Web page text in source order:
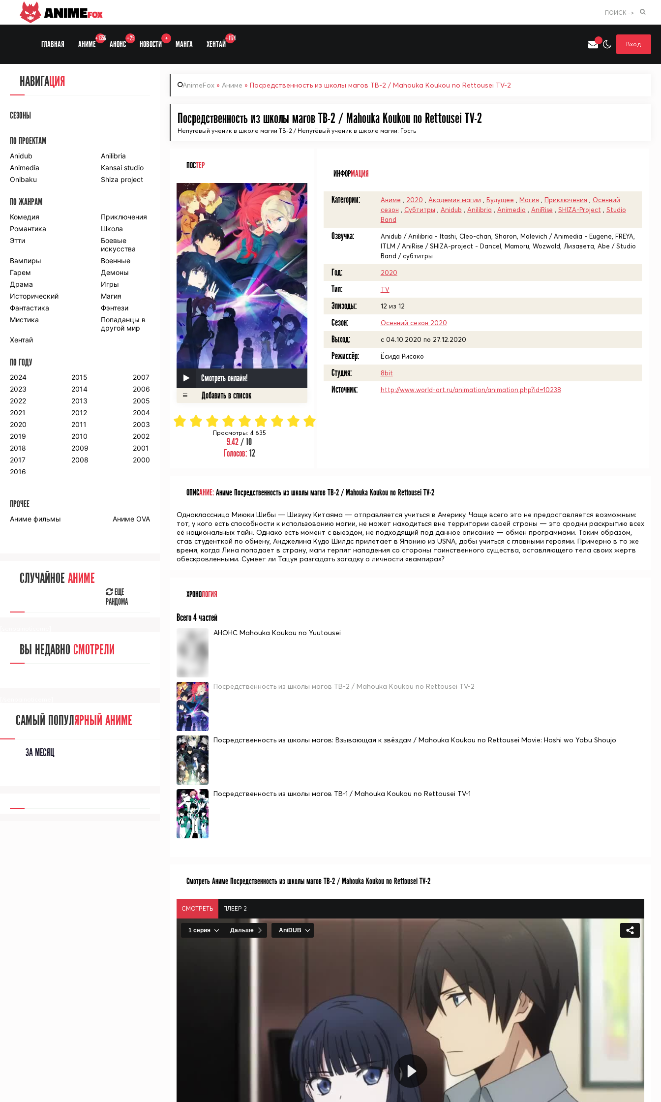
ANIMEFOX ПОИСК ->
ГЛАВНАЯ АНИМЕ
+1356
АНОНС
+25
НОВОСТИ
+
МАНГА ХЕНТАЙ
+1174
Вход
AnimeFox » Аниме » Посредственность из школы магов ТВ-2 / Mahouka Koukou no Rettousei TV-2
Посредственность из школы магов ТВ-2 / Mahouka Koukou no Rettousei TV-2
Непутевый ученик в школе магии ТВ-2 / Непутёвый ученик в школе магии: Гость
ПОСТЕР
Смотреть онлайн!
Просмотры: 4 635
9.42/ 10
Голосов: 12
ИНФОРМАЦИЯ
Категории: Аниме 2020 Академия магии Будущее Магия Приключения
Осенний
сезон
Субтитры Anidub Anilibria Animedia AniRise SHIZA-Project
Studio
Band
Озвучка:
Anidub / Anilibria - Itashi, Cleo-chan, Sharon, Malevich / Animedia - Eugene, FREYA,
ITLM / AniRise / SHIZA-project - Dancel, Mamoru, Wozwald, Лизавета, Abe / Studio
Band / субтитры
Год: 2020
Тип: TV
Эпизоды: 12 из 12
Сезон: Осенний сезон 2020
Выход: c 04.10.2020 по 27.12.2020
Режиссёр: Ёсида Рисако
Студия: 8bit
Источник: http://www.world-art.ru/animation/animation.php?id=10238
ОПИСАНИЕ:Аниме Посредственность из школы магов ТВ-2 / Mahouka Koukou no Rettousei TV-2
Одноклассница Миюки Шибы — Шизуку Китаяма — отправляется учиться в Америку. Чаще всего это не предоставляется возможным:
тот, у кого есть способности к использованию магии, не может находиться вне территории своей страны — это сродни раскрытию всех
её национальных тайн. Однако есть момент с выездом, не подходящий под данное описание — обмен программами. Таким образом,
став студенткой по обмену, Анджелина Кудо Шилдс прилетает в Японию из USNA, дабы учиться с главными героями. Примерно в то же
время, когда Лина попадает в страну, маги терпят нападения со стороны таинственного существа, оставляющего тела своих жертв
обескровленными. Сумеет ли Тацуя разгадать загадку о личности «вампира»?
ХРОНОЛОГИЯ
Всего 4 частей
АНОНС Mahouka Koukou no Yuutousei
Посредственность из школы магов ТВ-2 / Mahouka Koukou no Rettousei TV-2
Посредственность из школы магов: Взывающая к звёздам / Mahouka Koukou no Rettousei Movie: Hoshi wo Yobu Shoujo
Посредственность из школы магов ТВ-1 / Mahouka Koukou no Rettousei TV-1
Смотреть Аниме Посредственность из школы магов ТВ-2 / Mahouka Koukou no Rettousei TV-2
СМОТРЕТЬ ПЛЕЕР 2
НАВИГАЦИЯ
СЕЗОНЫ
ПО ПРОЕКТАМ
Anidub
Anilibria
Animedia
Kansai studio
Onibaku
Shiza project
ПО ЖАНРАМ
Комедия
Приключения
Романтика
Школа
Этти
Боевые
искусства
Вампиры
Военные
Гарем
Демоны
Драма
Игры
Исторический
Магия
Фантастика
Фэнтези
Мистика
Попаданцы в
другой мир
Хентай
ПО ГОДУ
2024
2023
2022
2021
2020
2019
2018
2017
2016
2015
2014
2013
2012
2011
2010
2009
2008
2007
2006
2005
2004
2003
2002
2001
2000
ПРОЧЕЕ
Аниме фильмы Аниме OVA
СЛУЧАЙНОЕ АНИМЕ
ЕЩЕ
РАНДОМА
ВЫ НЕДАВНО СМОТРЕЛИ
САМЫЙ ПОПУЛЯРНЫЙ АНИМЕ
ЗА МЕСЯЦ